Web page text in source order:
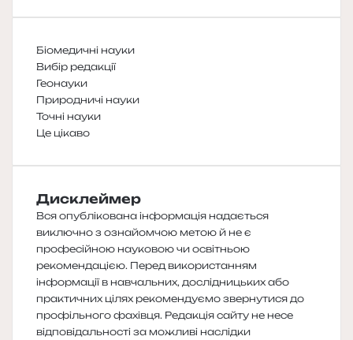
Біомедичні науки
Вибір редакції
Геонауки
Природничі науки
Точні науки
Це цікаво
Дисклеймер
Вся опублікована інформація надається
виключно з ознайомчою метою й не є
професійною науковою чи освітньою
рекомендацією. Перед використанням
інформації в навчальних, дослідницьких або
практичних цілях рекомендуємо звернутися до
профільного фахівця. Редакція сайту не несе
відповідальності за можливі наслідки